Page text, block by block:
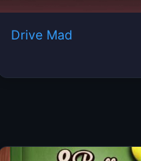
Drive Mad